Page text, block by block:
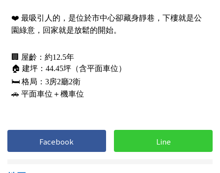
5-10 年
20-30 年
40 年以上
Facebook Line